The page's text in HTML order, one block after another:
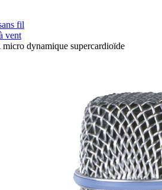
fil
vent
dynamique supercardioïde